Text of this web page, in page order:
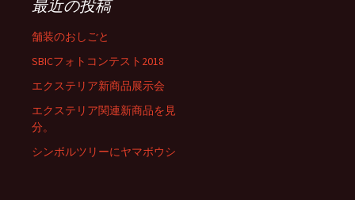
最近の投稿
舗装のおしごと
SBICフォトコンテスト2018
エクステリア新商品展示会
エクステリア関連新商品を見
分。
シンボルツリーにヤマボウシ